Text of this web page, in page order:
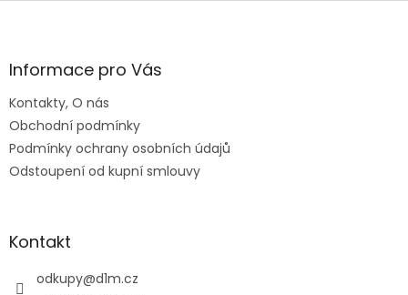
Z
aInformace pro Vás
Kontakty, O nás
Obchodní podmínky
Podmínky ochrany osobních údajů
Odstoupení od kupní smlouvy
Kontakt
odkupy@d1m.cz